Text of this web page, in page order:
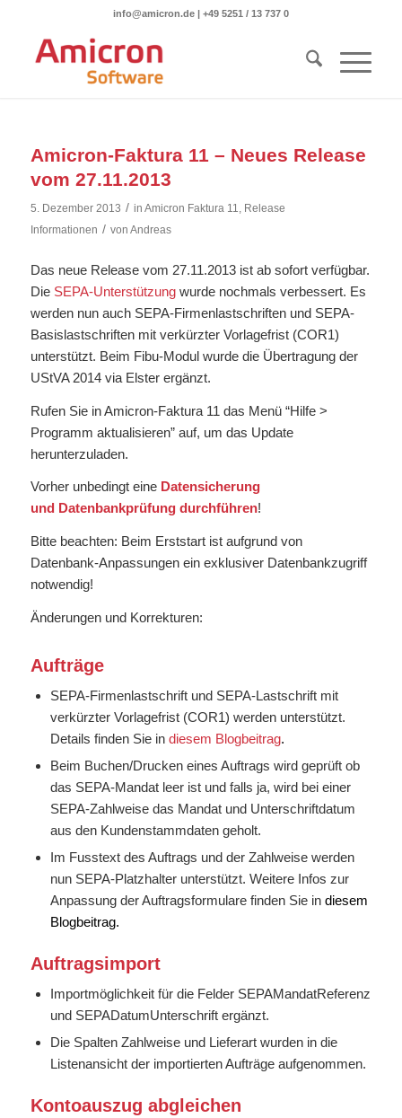
info@amicron.de| +49 5251 / 13 737 0
Amicron-Faktura 11 – Neues Release
vom 27.11.2013
5. Dezember 2013 / in Amicron Faktura 11, Release
Informationen / von Andreas
Das neue Release vom 27.11.2013 ist ab sofort verfügbar.
Die SEPA-Unterstützungwurde nochmals verbessert. Es
werden nun auch SEPA-Firmenlastschriften und SEPA-
Basislastschriften mit verkürzter Vorlagefrist (COR1)
unterstützt. Beim Fibu-Modul wurde die Übertragung der
UStVA 2014 via Elster ergänzt.
Rufen Sie in Amicron-Faktura 11 das Menü “Hilfe >
Programm aktualisieren” auf, um das Update
herunterzuladen.
Vorher unbedingt eine Datensicherung
und Datenbankprüfungdurchführen!
Bitte beachten: Beim Erststart ist aufgrund von
Datenbank-Anpassungen ein exklusiver Datenbankzugriff
notwendig!
Änderungen und Korrekturen:
Aufträge
SEPA-Firmenlastschrift und SEPA-Lastschrift mit
verkürzter Vorlagefrist (COR1) werden unterstützt.
Details finden Sie in diesem Blogbeitrag.
Beim Buchen/Drucken eines Auftrags wird geprüft ob
das SEPA-Mandat leer ist und falls ja, wird bei einer
SEPA-Zahlweise das Mandat und Unterschriftdatum
aus den Kundenstammdaten geholt.
Im Fusstext des Auftrags und der Zahlweise werden
nun SEPA-Platzhalter unterstützt. Weitere Infos zur
Anpassung der Auftragsformulare finden Sie in diesem
Blogbeitrag.
Auftragsimport
Importmöglichkeit für die Felder SEPAMandatReferenz
und SEPADatumUnterschrift ergänzt.
Die Spalten Zahlweise und Lieferart wurden in die
Listenansicht der importierten Aufträge aufgenommen.
Kontoauszug abgleichen